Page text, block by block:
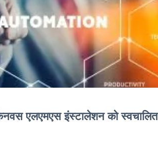
एलएमएस इंस्टालेशन को स्वचालित